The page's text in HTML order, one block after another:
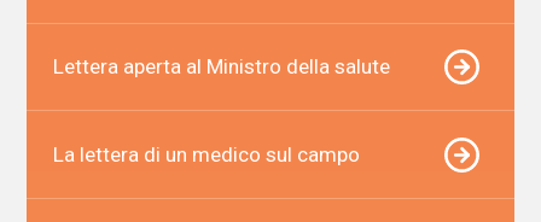
Lettera aperta al Ministro della salute
La lettera di un medico sul campo